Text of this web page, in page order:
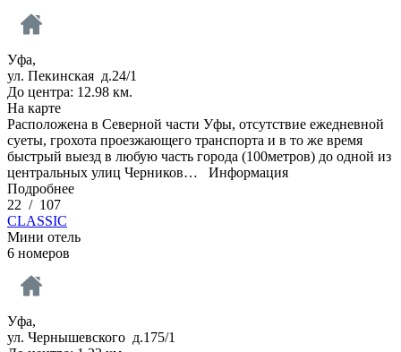
Уфа,
ул. Пекинская д.24/1
До центра: 12.98 км.
На карте
Расположена в Северной части Уфы, отсутствие ежедневной
суеты, грохота проезжающего транспорта и в то же время
быстрый выезд в любую часть города (100метров) до одной из
центральных улиц Черников… Информация
Подробнее
22 / 107
CLASSIC
Мини отель
6 номеров
Уфа,
ул. Чернышевского д.175/1